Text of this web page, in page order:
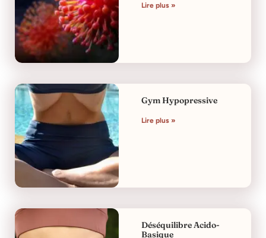
Lire plus »
Gym Hypopressive
Lire plus »
Déséquilibre Acido-
Basique